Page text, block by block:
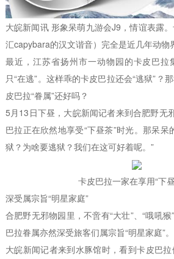
大皖新闻讯 形象呆萌九游会J9，情谊表露
汇capybara的汉文谐音）完全是近几年动物
最近，江苏省扬州市一动物园的卡皮巴拉
只“在逃”。这样乖的卡皮巴拉还会“逃狱”？
皮巴拉“眷属”还好吗？
5月13日下昼，大皖新闻记者来到合肥野无
巴拉正在欣然地享受“下昼茶”时光。那呆呆
狱？为啥要逃狱？我们在这可好着呢。”
卡皮巴拉一家在享用“下昼
深受属宗旨“明星家庭”
合肥野无邪物园里，不啻有“大壮”、“哦吼
巴拉眷属亦然深受旅客们属宗旨“明星家庭”。
大皖新闻记者来到水豚馆时，看到卡皮巴